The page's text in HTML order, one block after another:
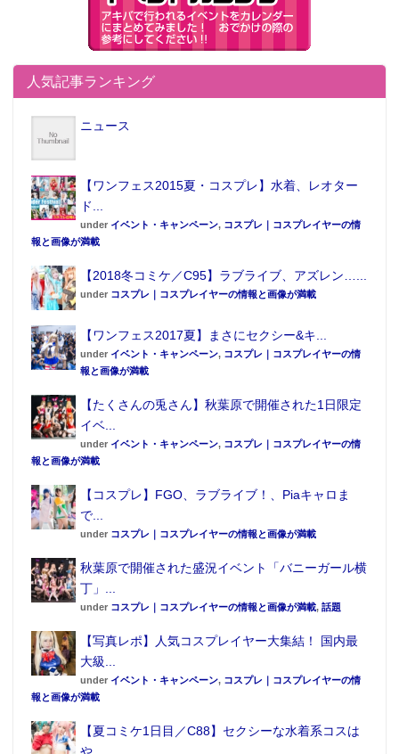
人気記事ランキング
ニュース
【ワンフェス2015夏・コスプレ】水着、レオター
ド...
under イベント・キャンペーン, コスプレ｜コスプレイヤーの情
報と画像が満載
【2018冬コミケ／C95】ラブライブ、アズレン…...
under コスプレ｜コスプレイヤーの情報と画像が満載
【ワンフェス2017夏】まさにセクシー&キ...
under イベント・キャンペーン, コスプレ｜コスプレイヤーの情
報と画像が満載
【たくさんの兎さん】秋葉原で開催された1日限定
イベ...
under イベント・キャンペーン, コスプレ｜コスプレイヤーの情
報と画像が満載
【コスプレ】FGO、ラブライブ！、Piaキャロま
で...
under コスプレ｜コスプレイヤーの情報と画像が満載
秋葉原で開催された盛況イベント「バニーガール横
丁」...
under コスプレ｜コスプレイヤーの情報と画像が満載, 話題
【写真レポ】人気コスプレイヤー大集結！ 国内最
大級...
under イベント・キャンペーン, コスプレ｜コスプレイヤーの情
報と画像が満載
【夏コミケ1日目／C88】セクシーな水着系コスは
や...